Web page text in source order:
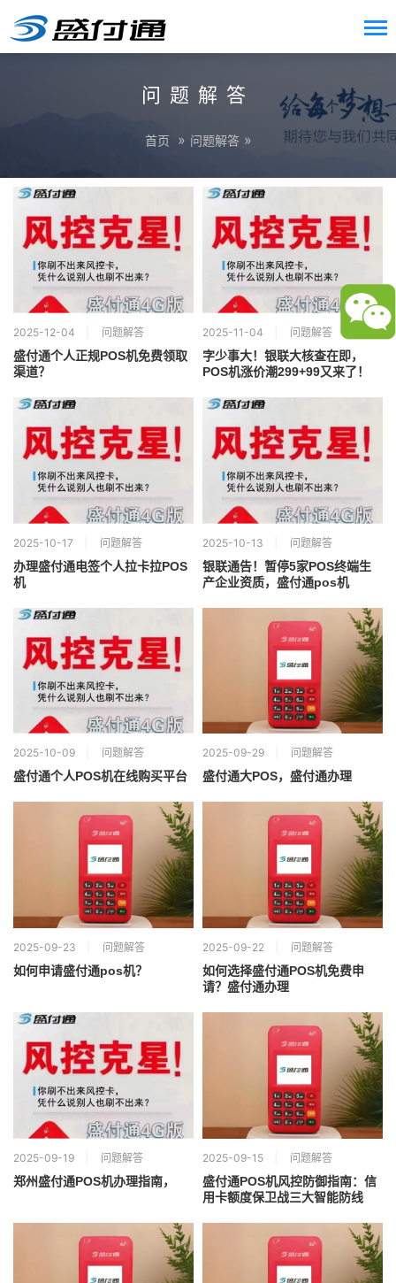
问题解答
首页 » 问题解答»
2025-12-04 问题解答
盛付通个人正规POS机免费领取
渠道？
2025-11-04 问题解答
字少事大！银联大核查在即，
POS机涨价潮299+99又来了！
2025-10-17 问题解答
办理盛付通电签个人拉卡拉POS
机
2025-10-13 问题解答
银联通告！暂停5家POS终端生
产企业资质，盛付通pos机
2025-10-09 问题解答
盛付通个人POS机在线购买平台
2025-09-29 问题解答
盛付通大POS，盛付通办理
2025-09-23 问题解答
如何申请盛付通pos机？
2025-09-22 问题解答
如何选择盛付通POS机免费申
请？盛付通办理
2025-09-19 问题解答
郑州盛付通POS机办理指南，
2025-09-15 问题解答
盛付通POS机风控防御指南：信
用卡额度保卫战三大智能防线